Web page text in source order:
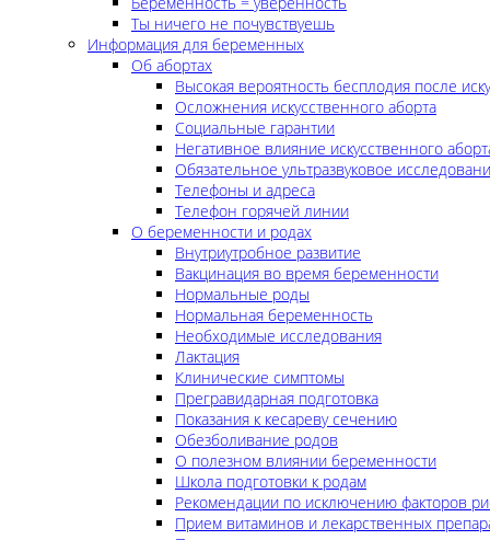
Ты ничего не почувствуешь
Информация для беременных
Об абортах
Высокая вероятность бесплодия после
Осложнения искусственного аборта
Социальные гарантии
Негативное влияние искусственного
Обязательное ультразвуковое
Телефоны и адреса
Телефон горячей линии
О беременности и родах
Внутриутробное развитие
Вакцинация во время беременности
Нормальные роды
Нормальная беременность
Необходимые исследования
Лактация
Клинические симптомы
Прегравидарная подготовка
Показания к кесареву сечению
Обезболивание родов
О полезном влиянии беременности
Школа подготовки к родам
Рекомендации по исключению факторов
Прием витаминов и лекарственных